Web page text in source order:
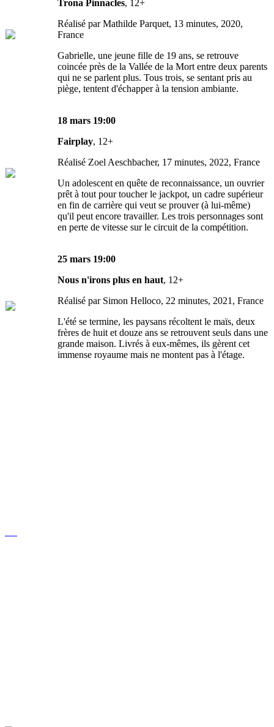
Trona Pinnacles, 12+
Réalisé par Mathilde Parquet, 13 minutes, 2020,
France
Gabrielle, une jeune fille de 19 ans, se retrouve
coincée près de la Vallée de la Mort entre deux parents
qui ne se parlent plus. Tous trois, se sentant pris au
piège, tentent d'échapper à la tension ambiante.
18 mars 19:00
Fairplay, 12+
Réalisé Zoel Aeschbacher, 17 minutes, 2022, France
Un adolescent en quête de reconnaissance, un ouvrier
prêt à tout pour toucher le jackpot, un cadre supérieur
en fin de carrière qui veut se prouver (à lui-même)
qu'il peut encore travailler. Les trois personnages sont
en perte de vitesse sur le circuit de la compétition.
25 mars 19:00
Nous n'irons plus en haut, 12+
Réalisé par Simon Helloco, 22 minutes, 2021, France
L'été se termine, les paysans récoltent le maïs, deux
frères de huit et douze ans se retrouvent seuls dans une
grande maison. Livrés à eux-mêmes, ils gèrent cet
immense royaume mais ne montent pas à l'étage.